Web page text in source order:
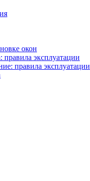
окон
правила эксплуатации
правила эксплуатации